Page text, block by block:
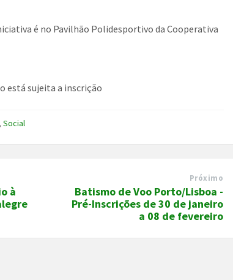
é no Pavilhão Polidesportivo da Cooperativa
está sujeita a inscrição
,Social
à
Próximo
Batismo de Voo Porto/Lisboa -
Pré-Inscrições de 30 de janeiro
a 08 de fevereiro